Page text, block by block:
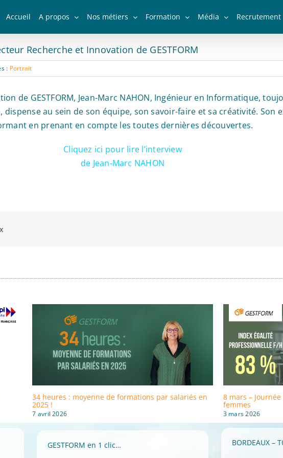
Accueil A propos Nos métiers Formation Média Recrutement
Recherche et Innovation de GESTFORM
: Portrait
de GESTFORM, Jean-Marc NAHON, Ingénieur en Informatique,
au sein de son équipe, son savoir-faire et sa créativité. Son
en prenant en compte les toutes dernières découvertes.
Cliquez ici pour lire l’interview
de Jean-Marc NAHON
34 heures : moyenne de formations par salariés en
2025 !
7 avril 2026
8 mars –
femmes
3 mars 2026
GESTFORM en 1 clic… BORDEAUX –